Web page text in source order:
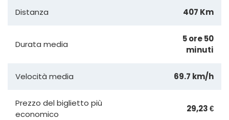
Distanza 407 Km
Durata media
5 ore 50
minuti
Velocità media 69.7 km/h
Prezzo del biglietto più
economico
29,23 €